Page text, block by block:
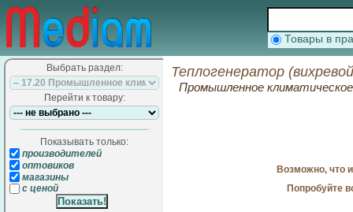
Товары в
Выбрать раздел:
Перейти к товару:
Показывать только:
производителей
оптовиков
магазины
с ценой
Теплогенератор
Промышленное
Возможно, что
Попробуйте